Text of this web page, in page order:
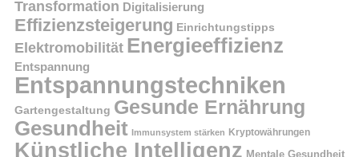
Transformation Digitalisierung
Effizienzsteigerung Einrichtungstipps
Elektromobilität Energieeffizienz
Entspannung
Entspannungstechniken
Gartengestaltung Gesunde Ernährung
Gesundheit Immunsystem stärken Kryptowährungen
Künstliche Intelligenz Mentale Gesundheit